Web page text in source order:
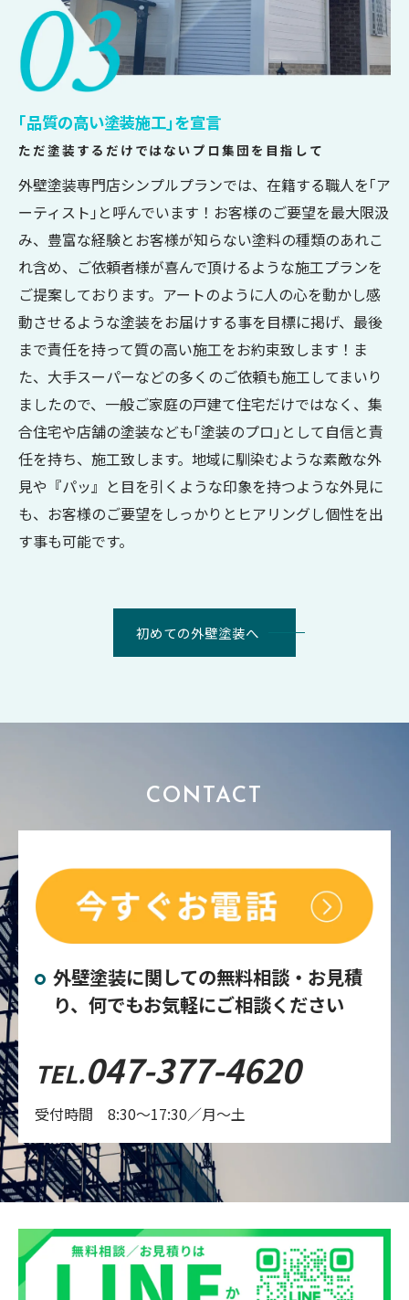
｢品質の高い塗装施工｣を宣言
ただ塗装するだけではないプロ集団を目指して
外壁塗装専門店シンプルプランでは、在籍する職人を｢ア
ーティスト｣と呼んでいます！お客様のご要望を最大限汲
み、豊富な経験とお客様が知らない塗料の種類のあれこ
れ含め、ご依頼者様が喜んで頂けるような施工プランを
ご提案しております。アートのように人の心を動かし感
動させるような塗装をお届けする事を目標に掲げ、最後
まで責任を持って質の高い施工をお約束致します！ま
た、大手スーパーなどの多くのご依頼も施工してまいり
ましたので、一般ご家庭の戸建て住宅だけではなく、集
合住宅や店舗の塗装なども｢塗装のプロ｣として自信と責
任を持ち、施工致します。地域に馴染むような素敵な外
見や『パッ』と目を引くような印象を持つような外見に
も、お客様のご要望をしっかりとヒアリングし個性を出
す事も可能です。
初めての外壁塗装へ
CONTACT
外壁塗装に関しての無料相談・お見積
り、何でもお気軽にご相談ください
TEL.047-377-4620
受付時間 8:30～17:30／月～土